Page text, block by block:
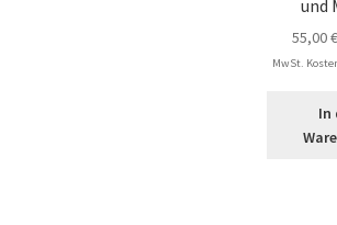
und
55,00€
MwSt.
In